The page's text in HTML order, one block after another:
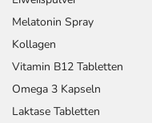
- psychomotorische
-
- anomale Koordination
- Haltungsschwindel
-
- Sprachstörungen
Melatonin Spray
Kollagen
Vitamin B12 Tabletten
Omega 3 Kapseln
Laktase Tabletten